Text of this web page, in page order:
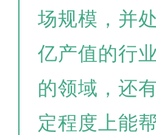
场规模，并
亿产值的行
的领域，还
定程度上能